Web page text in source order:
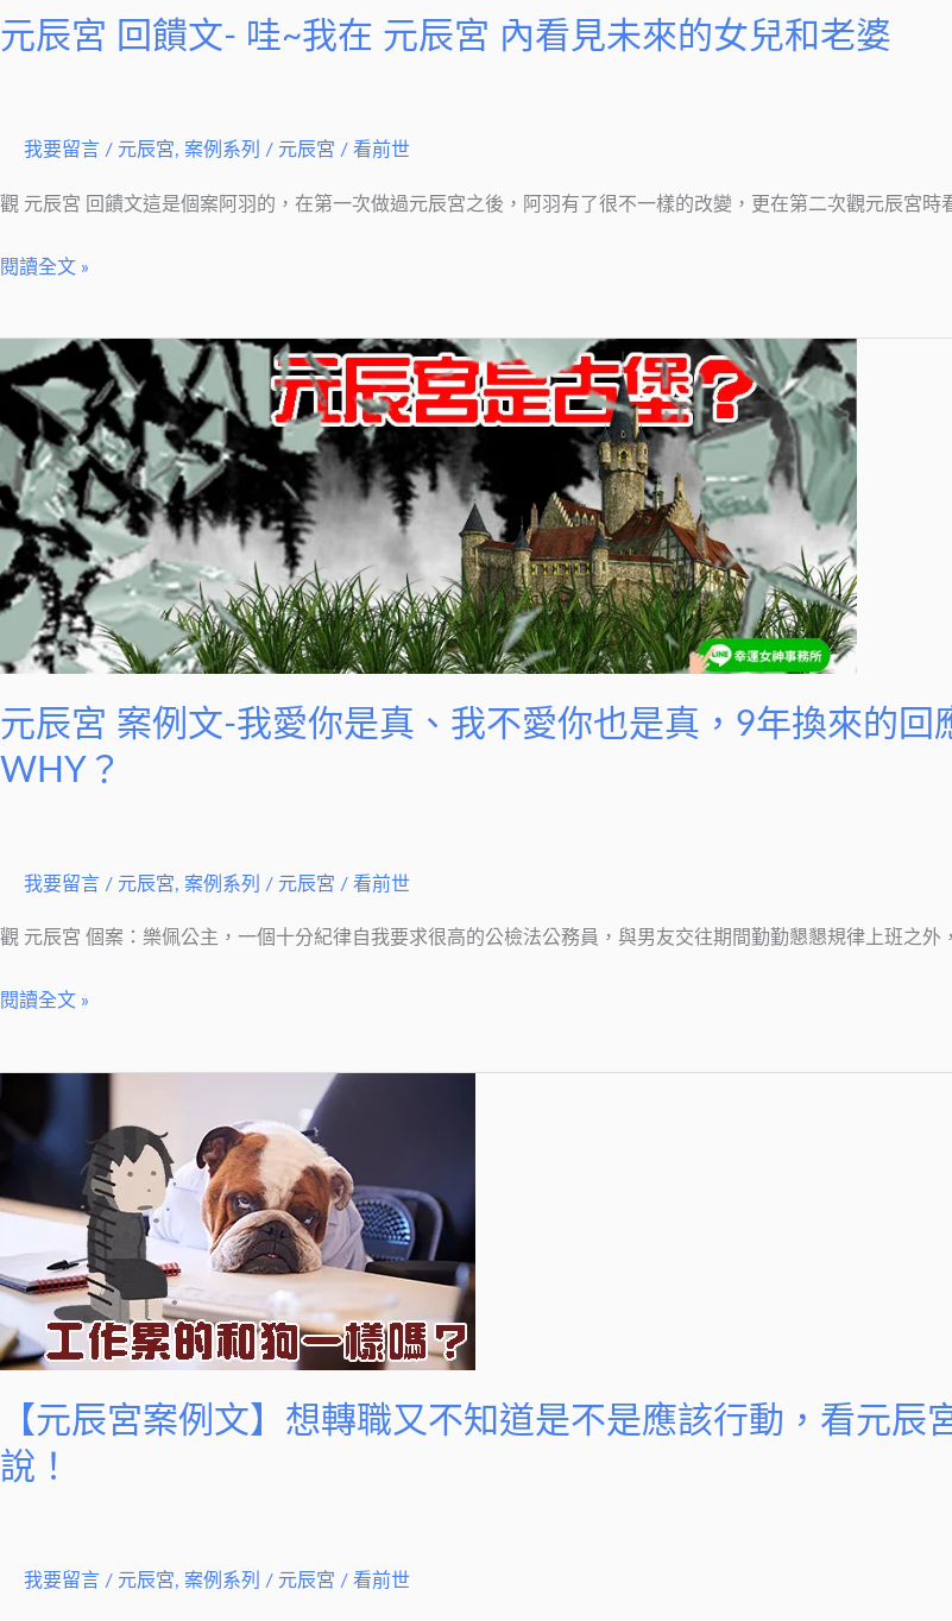
元辰宮 回饋文- 哇~我在 元辰宮 內看見未來的女兒和老婆
我要留言 / 元辰宮, 案例系列 / 元辰宮 / 看前世
觀 元辰宮 回饋文這是個案阿羽的，在第一次做過元辰宮之後，阿羽有了很不一樣的改變，更在第二次觀元辰宮時
辰
未
和
老
婆
閱讀全文 »
元辰宮 案例文-我愛你是真、我不愛你也是真，9年換來的回
WHY？
我要留言 / 元辰宮, 案例系列 / 元辰宮 / 看前世
觀 元辰宮 個案：樂佩公主，一個十分紀律自我要求很高的公檢法公務員，與男友交往期間勤勤懇懇規律上班之外
辰
宮
案
例
文-
我
愛
是
我
不
真，
年
來
WHY？
閱讀全文 »
【元辰宮案例文】想轉職又不知道是不是應該行動，看元辰
說！
我要留言 / 元辰宮, 案例系列 / 元辰宮 / 看前世
辰
文】
想
轉
職
知